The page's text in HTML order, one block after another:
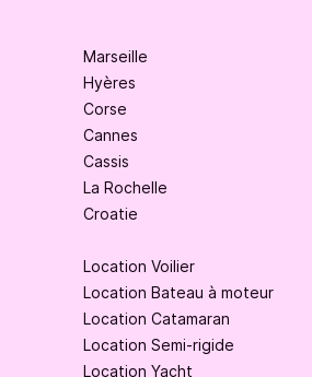
Marseille
Hyères
Corse
Cannes
Cassis
La Rochelle
Croatie
Location Voilier
Location Bateau à moteur
Location Catamaran
Location Semi-rigide
Location Yacht